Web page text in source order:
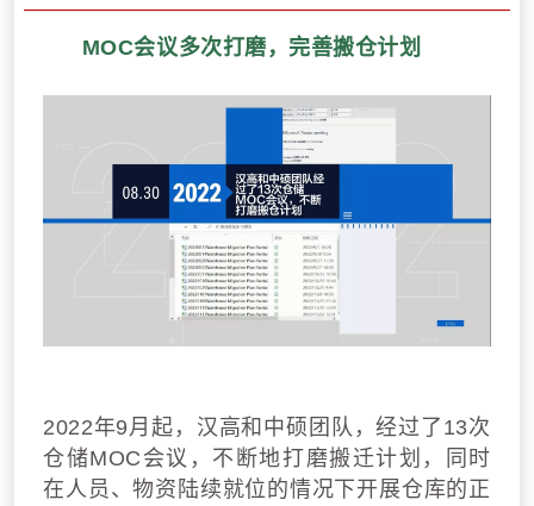
MOC会议多次打磨，完善搬仓计划
2022年9月起，汉高和中硕团队，经过了13次
仓储MOC会议，不断地打磨搬迁计划，同时
在人员、物资陆续就位的情况下开展仓库的正